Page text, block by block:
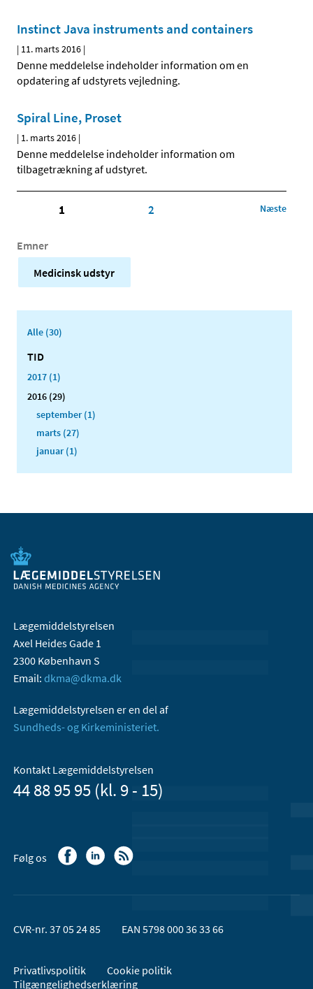
Instinct Java instruments and containers
| 11. marts 2016 |
Denne meddelelse indeholder information om en
opdatering af udstyrets vejledning.
Spiral Line, Proset
| 1. marts 2016 |
Denne meddelelse indeholder information om
tilbagetrækning af udstyret.
1 2 Næste
Emner
Medicinsk udstyr
Alle (30)
TID
2017 (1)
2016 (29)
september (1)
marts (27)
januar (1)
Lægemiddelstyrelsen
Axel Heides Gade 1
2300 København S
Email: dkma@dkma.dk
Lægemiddelstyrelsen er en del af
Sundheds- og Kirkeministeriet.
Kontakt Lægemiddelstyrelsen
44 88 95 95 (kl. 9 - 15)
Følg os
CVR-nr. 37 05 24 85 EAN 5798 000 36 33 66
Privatlivspolitik
Cookie politik
Tilgængelighedserklæring